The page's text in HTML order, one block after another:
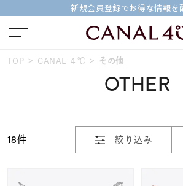
新規会員登録でお得な情報を
TOP CANAL ４℃ その他
OTHER
18件 絞り込み
おすすめ順
価格が高い